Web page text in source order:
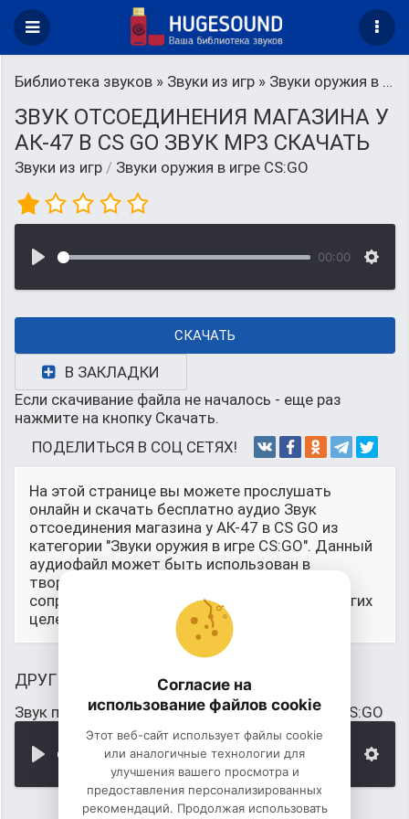
Библиотека звуков » Звуки из игр » Звуки оружия в игре CS:GO
ЗВУК ОТСОЕДИНЕНИЯ МАГАЗИНА У
АК-47 В CS GO ЗВУК MP3 СКАЧАТЬ
Звуки из игр / Звуки оружия в игре CS:GO
00:00
СКАЧАТЬ
В ЗАКЛАДКИ
Если скачивание файла не началось - еще раз
нажмите на кнопку Скачать.
ПОДЕЛИТЬСЯ В СОЦ СЕТЯХ!
На этой странице вы можете прослушать
онлайн и скачать бесплатно аудио Звук
отсоединения магазина у АК-47 в CS GO из
категории "Звуки оружия в игре CS:GO". Данный
аудиофайл может быть использован в
творческих проектах, в качестве звукового
сопровожддения, для монтажа и любых других
целей.
ДРУГИЕ ЗВУКИ
Звук перед сменой магазина у оружия AUG в CS:GO
Согласие на
использование файлов cookie
Этот веб-сайт использует файлы cookie
или аналогичные технологии для
улучшения вашего просмотра и
предоставления персонализированных
рекомендаций. Продолжая использовать